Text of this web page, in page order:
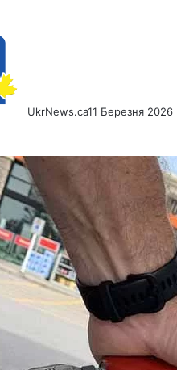
UkrNews.ca11 Березня 2026